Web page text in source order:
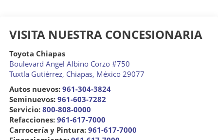
VISITA NUESTRA CONCESIONARIA
Toyota Chiapas
Boulevard Angel Albino Corzo #750
Tuxtla Gutiérrez, Chiapas, México 29077
Autos nuevos: 961-304-3824
Seminuevos: 961-603-7282
Servicio: 800-808-0000
Refacciones: 961-617-7000
Carrocería y Pintura: 961-617-7000